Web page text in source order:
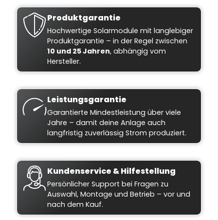
Produktgarantie
Hochwertige Solarmodule mit langlebiger
Produktgarantie – in der Regel zwischen
10 und 25 Jahren, abhängig vom
Hersteller.
Leistungsgarantie
Garantierte Mindestleistung über viele
Jahre – damit deine Anlage auch
langfristig zuverlässig Strom produziert.
Kundenservice & Hilfestellung
Persönlicher Support bei Fragen zu
Auswahl, Montage und Betrieb – vor und
nach dem Kauf.